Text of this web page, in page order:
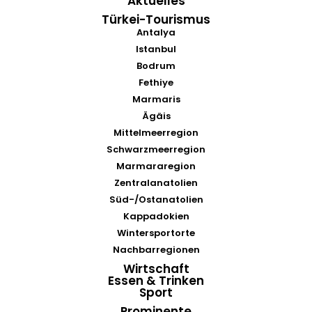
Türkei-Tourismus
Antalya
Istanbul
Bodrum
Fethiye
Marmaris
Ägäis
Mittelmeerregion
Schwarzmeerregion
Marmararegion
Zentralanatolien
Süd-/Ostanatolien
Kappadokien
Wintersportorte
Nachbarregionen
Wirtschaft
Essen & Trinken
Sport